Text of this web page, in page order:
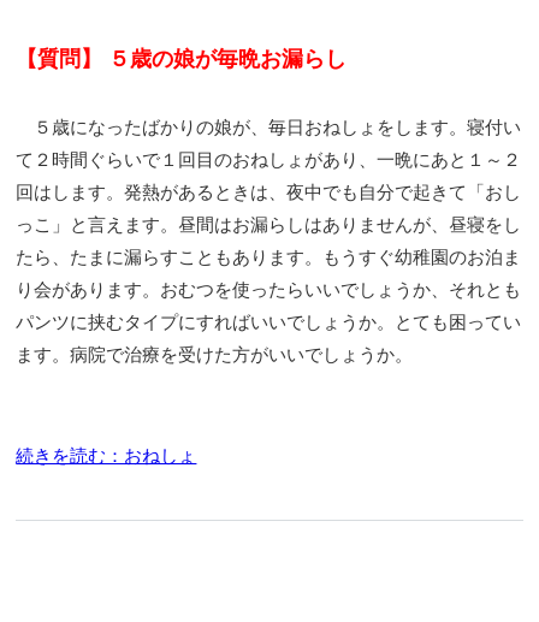
【質問】 ５歳の娘が毎晩お漏らし
５歳になったばかりの娘が、毎日おねしょをします。寝付い
て２時間ぐらいで１回目のおねしょがあり、一晩にあと１～２
回はします。発熱があるときは、夜中でも自分で起きて「おし
っこ」と言えます。昼間はお漏らしはありませんが、昼寝をし
たら、たまに漏らすこともあります。もうすぐ幼稚園のお泊ま
り会があります。おむつを使ったらいいでしょうか、それとも
パンツに挟むタイプにすればいいでしょうか。とても困ってい
ます。病院で治療を受けた方がいいでしょうか。
続きを読む：おねしょ